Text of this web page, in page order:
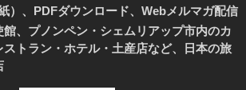
）、PDFダウンロード、Webメルマガ配信
館、プノンペン・シェムリアップ市内のカ
ストラン・ホテル・土産店など、日本の旅